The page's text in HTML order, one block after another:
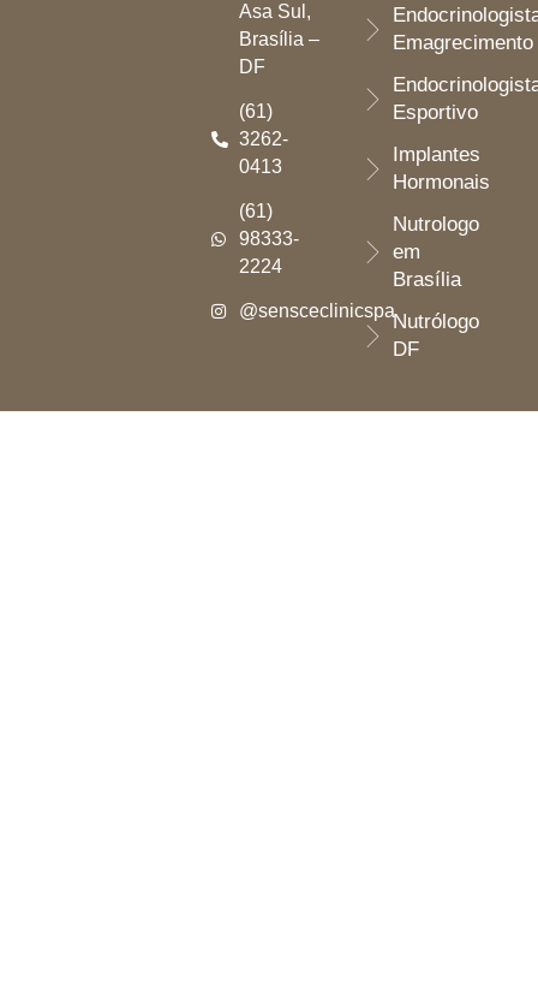
Asa Sul,
Brasília –
DF
(61)
3262-
0413
(61)
98333-
2224
@sensceclinicspa
Emagrecimento
Esportivo
Implantes
Hormonais
Nutrologo
em
Brasília
Nutrólogo
DF